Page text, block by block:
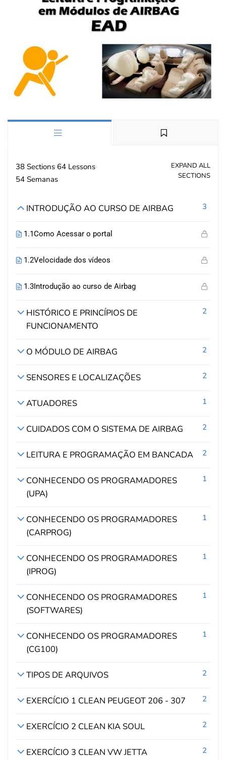
38 Sections 64 Lessons
54 Semanas
EXPAND ALL
SECTIONS
INTRODUÇÃO AO CURSO DE AIRBAG 3
1.1Como Acessar o portal
1.2Velocidade dos vídeos
1.3Introdução ao curso de Airbag
HISTÓRICO E PRINCÍPIOS DE
FUNCIONAMENTO
2
O MÓDULO DE AIRBAG 2
SENSORES E LOCALIZAÇÕES 2
ATUADORES 1
CUIDADOS COM O SISTEMA DE AIRBAG 2
LEITURA E PROGRAMAÇÃO EM BANCADA 2
CONHECENDO OS PROGRAMADORES
(UPA)
1
CONHECENDO OS PROGRAMADORES
(CARPROG)
1
CONHECENDO OS PROGRAMADORES
(IPROG)
1
CONHECENDO OS PROGRAMADORES
(SOFTWARES)
1
CONHECENDO OS PROGRAMADORES
(CG100)
1
TIPOS DE ARQUIVOS 2
EXERCÍCIO 1 CLEAN PEUGEOT 206 - 307 2
EXERCÍCIO 2 CLEAN KIA SOUL 2
EXERCÍCIO 3 CLEAN VW JETTA 2